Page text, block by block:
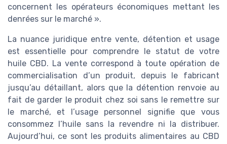
concernent les opérateurs économiques mettant les
denrées sur le marché ».
La nuance juridique entre vente, détention et usage
est essentielle pour comprendre le statut de votre
huile CBD. La vente correspond à toute opération de
commercialisation d’un produit, depuis le fabricant
jusqu’au détaillant, alors que la détention renvoie au
fait de garder le produit chez soi sans le remettre sur
le marché, et l’usage personnel signifie que vous
consommez l’huile sans la revendre ni la distribuer.
Aujourd’hui, ce sont les produits alimentaires au CBD